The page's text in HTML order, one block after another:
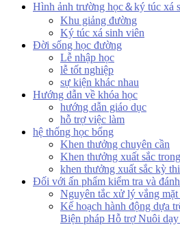
Hình ảnh trường học＆ký túc xá
Khu giảng đường
Ký túc xá sinh viên
Đời sống học đường
Lễ nhập học
lễ tốt nghiệp
sự kiện khác nhau
Hướng dẫn về khóa học
hướng dẫn giáo dục
hỗ trợ việc làm
hệ thống học bổng
Khen thưởng chuyên cần
Khen thưởng xuất sắc
khen thưởng xuất sắc kỳ
Đối với ấn phẩm kiểm tra và
Nguyên tắc xử lý vắng
Kế hoạch hành động dựa
Biện pháp Hỗ trợ Nuôi